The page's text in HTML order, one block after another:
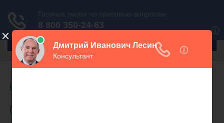
ГлавПрав
Налоговое право
Прочие вопросы